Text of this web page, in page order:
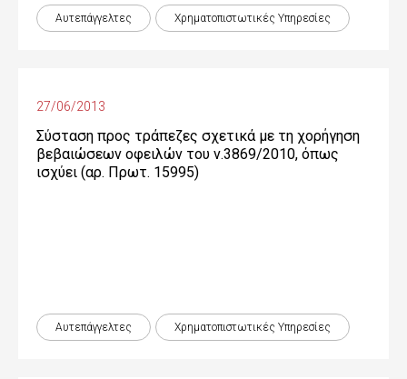
Αυτεπάγγελτες Χρηματοπιστωτικές Yπηρεσίες
27/06/2013
Σύσταση προς τράπεζες σχετικά με τη χορήγηση
βεβαιώσεων οφειλών του ν.3869/2010, όπως
ισχύει (αρ. Πρωτ. 15995)
Αυτεπάγγελτες Χρηματοπιστωτικές Yπηρεσίες